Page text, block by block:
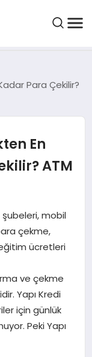
Para Çekilir?
En
ATM
şubeleri, mobil
çekme,
ücretleri
ve çekme
Yapı Kredi
için günlük
Peki Yapı